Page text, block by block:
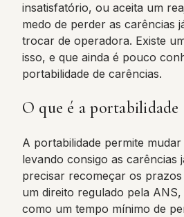
insatisfatório, ou aceita um
medo de perder as carências
trocar de operadora. Existe
isso, e que ainda é pouco
portabilidade de carências.
O que é a portabilidade
A portabilidade permite
levando consigo as carências
precisar recomeçar os
um direito regulado pela
como um tempo mínimo de